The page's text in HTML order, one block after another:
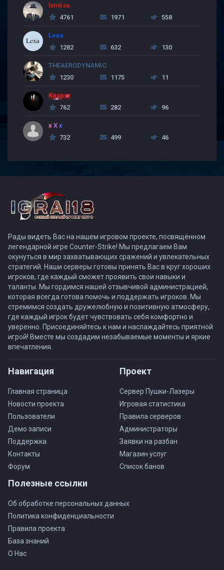
lamkaa
4761
1971 558
Lexa
1282
632 130
THEAERODYNAMIC
1230
1175 11
Kasper
762
282 96
x X x
732
499 46
Рады видеть Вас на нашем игровом проекте, посвящённом
легендарной игре Counter-Strike! Мы предлагаем Вам
окунуться в мир захватывающих сражений и увлекательных
стратегий. Наши серверы готовы принять Вас в круг хороших
игроков, где каждый сможет проявить свои навыки и
таланты. Мы гордимся нашей отзывчивой администрацией,
которая всегда готова помочь и поддержать игроков. Мы
стремимся создать дружелюбную и позитивную атмосферу,
где каждый игрок будет чувствовать себя комфортно и
уверенно. Присоединяйтесь к нам и наслаждайтесь приятной
игрой! Вместе мы создадим незабываемые моменты и яркие
впечатления.
Навигация
Главная страница
Новости проекта
Пользователи
Демо записи
Поддержка
Контакты
Форум
Проект
Сервер Пушки-Лазеры
Игровая статистика
Правила серверов
Администраторы
Заявки на разбан
Магазин услуг
Список банов
Полезные ссылки
Об обработке персональных данных
Политика конфиденциальности
Правила проекта
База знаний
О Нас